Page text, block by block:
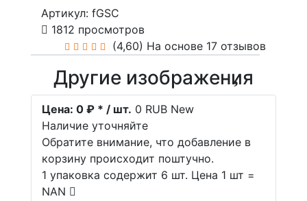
Артикул: fGSC
1812 просмотров
(4,60) На основе 17 отзывов
Другие изображения
Цена: 0 ₽ * / шт. 0 RUB New
Наличие уточняйте
Обратите внимание, что добавление в
корзину происходит поштучно.
1 упаковка содержит 6 шт. Цена 1 шт =
NAN